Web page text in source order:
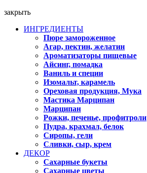
закрыть
ИНГРЕДИЕНТЫ
Пюре замороженное
Агар, пектин, желатин
Ароматизаторы пищевые
Айсинг, помадка
Ваниль и специи
Изомальт, карамель
Ореховая продукция, Мука
Мастика Марципан
Марципан
Рожки, печенье, профитроли
Пудра, крахмал, белок
Сиропы, гели
Сливки, сыр, крем
ДЕКОР
Сахарные букеты
Сахарные цветы